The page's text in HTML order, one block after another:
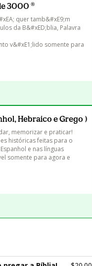
3000 ®
quer tamb&#xE9;m
da B&#xED;blia, Palavra
v&#xE1;lido somente para
Hebraico e Grego )
memorizar e praticar!
históricas feitas para o
e nas línguas
somente para agora e